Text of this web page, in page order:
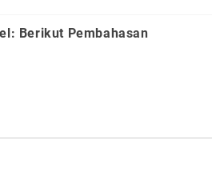
Berikut Pembahasan